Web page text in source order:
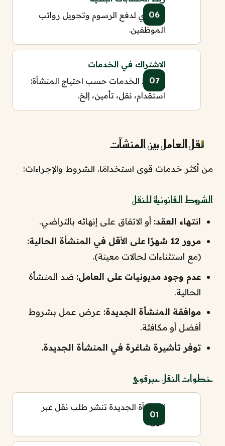
ضروري لدفع الرسوم وتحويل رواتب
الموظفين.
الاشتراك في الخدمات
تنشيط الخدمات حسب احتياج المنشأة:
استقدام، نقل، تأمين، إلخ.
نقل العامل بين المنشآت
من أكثر خدمات قوى استخدامًا. الشروط والإجراءات:
الشروط القانونية للنقل
انتهاء العقد: أو الاتفاق على إنهائه بالتراضي.
مرور 12 شهرًا على الأقل في المنشأة الحالية:
(مع استثناءات لحالات معينة).
عدم وجود مديونيات على العامل: ضد المنشأة
الحالية.
موافقة المنشأة الجديدة: عرض عمل بشروط
أفضل أو مكافئة.
توفر تأشيرة شاغرة في المنشأة الجديدة.
خطوات النقل عبر قوى
المنشأة الجديدة تنشر طلب نقل عبر
قوى.